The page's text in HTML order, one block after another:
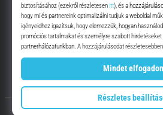
Már több, mint 16 éve motiválunk, hogy
Velünk.